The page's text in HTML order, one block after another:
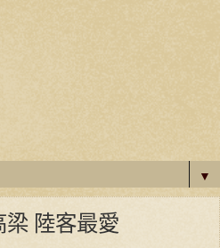
▼
陸客最愛